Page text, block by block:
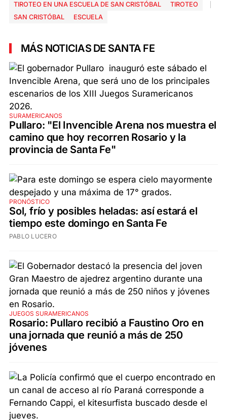
TIROTEO EN UNA ESCUELA DE SAN CRISTÓBAL
TIROTEO
SAN CRISTÓBAL
ESCUELA
MÁS NOTICIAS DE SANTA FE
SURAMERICANOS
Pullaro: "El Invencible Arena nos muestra el
camino que hoy recorren Rosario y la
provincia de Santa Fe"
PRONÓSTICO
Sol, frío y posibles heladas: así estará el
tiempo este domingo en Santa Fe
PABLO LUCERO
JUEGOS SURAMERICANOS
Rosario: Pullaro recibió a Faustino Oro en
una jornada que reunió a más de 250
jóvenes